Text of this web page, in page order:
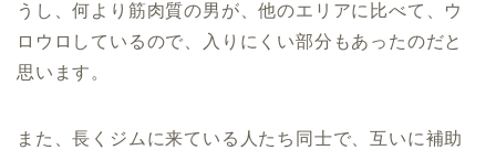
うし、何より筋肉質の男が、他のエリアに比べて、ウ
ロウロしているので、入りにくい部分もあったのだと
思います。
また、長くジムに来ている人たち同士で、互いに補助